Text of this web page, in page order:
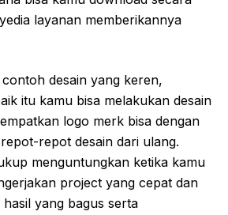
layanan memberikannya
desain yang keren,
itu kamu bisa melakukan desain
logo merk bisa dengan
repot desain dari ulang.
menguntungkan ketika kamu
project yang cepat dan
yang bagus serta